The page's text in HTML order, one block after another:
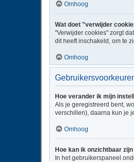
Omhoog
Wat doet "verwijder
"Verwijder cookies" zorgt
dit heeft inschakeld, om te
Omhoog
Hoe verander ik mijn
Als je geregistreerd bent,
verschillen), daarna kun je
Omhoog
Hoe kan ik onzichtbaar
In het gebruikerspaneel